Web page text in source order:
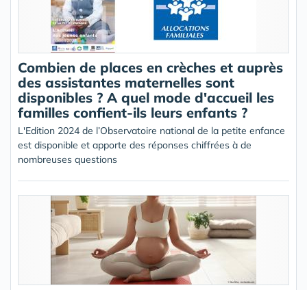
Combien de places en crèches et auprès
des assistantes maternelles sont
disponibles ? A quel mode d'accueil les
familles confient-ils leurs enfants ?
L'Edition 2024 de l’Observatoire national de la petite enfance
est disponible et apporte des réponses chiffrées à de
nombreuses questions